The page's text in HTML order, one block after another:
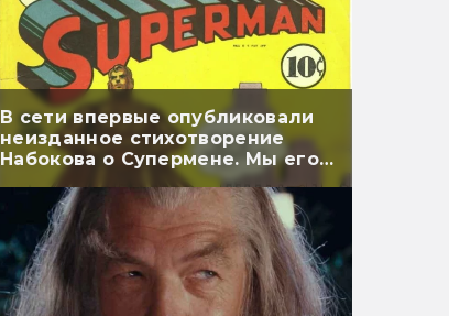
В сети впервые опубликовали
неизданное стихотворение
Набокова о Супермене. Мы его
перевели